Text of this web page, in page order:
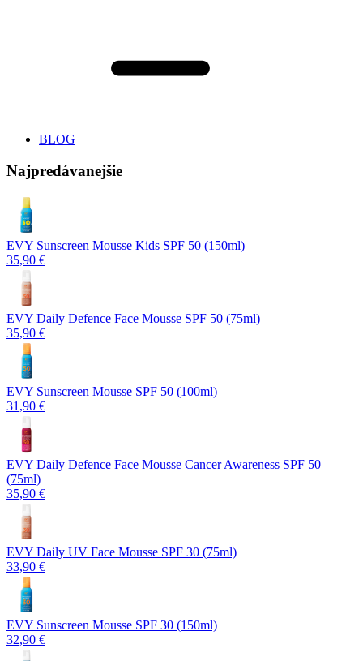
BLOG
Najpredávanejšie
EVY Sunscreen Mousse Kids SPF 50 (150ml)
35,90 €
EVY Daily Defence Face Mousse SPF 50 (75ml)
35,90 €
EVY Sunscreen Mousse SPF 50 (100ml)
31,90 €
EVY Daily Defence Face Mousse Cancer Awareness SPF 50
(75ml)
35,90 €
EVY Daily UV Face Mousse SPF 30 (75ml)
33,90 €
EVY Sunscreen Mousse SPF 30 (150ml)
32,90 €